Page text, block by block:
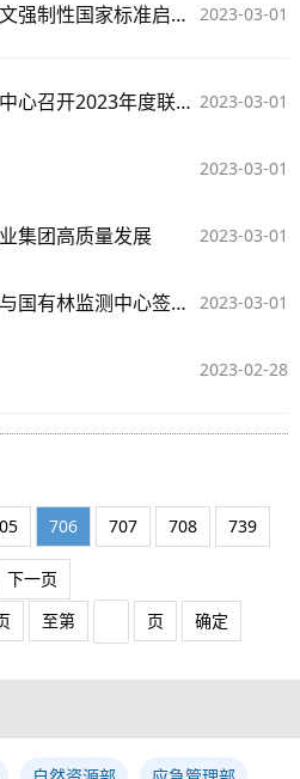
2023-03-01
我国首批林草工程建设全文强制性国家标准启动编制
2023-03-01
国家林草局草原司和防控中心召开2023年度联席会议
2023-03-01
2023-03-01
集团高质量发展
2023-03-01
国家林草局哈尔滨林机所与国有林监测中心签署战略合作框架协议
2023-02-28
706 707 708 739
下一页
至第 页 确定